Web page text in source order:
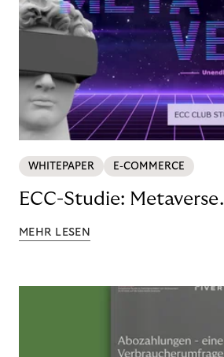
WHITEPAPER E-COMMERCE
ECC-Studie: Metaverse.
MEHR LESEN